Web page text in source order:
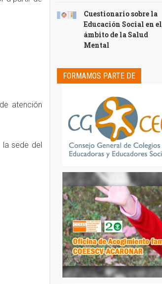
atención
la sede del
Cuestionario sobre la
Educación Social en el
ámbito de la Salud
Mental
FORMAMOS PARTE DE